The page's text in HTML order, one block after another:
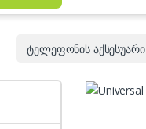
ტელეფონის აქსესუარი